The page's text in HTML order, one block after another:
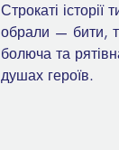
Строкаті
обрали — бити,
болюча та
душах героїв.